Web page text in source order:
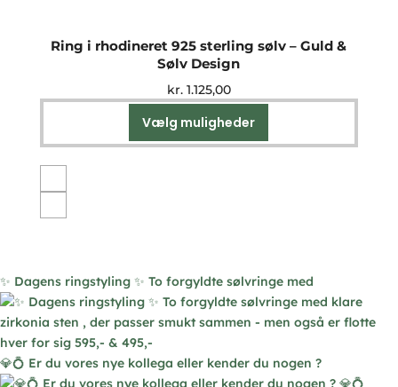
Ring i rhodineret 925 sterling sølv – Guld &
Sølv Design
kr.1.125,00
Vælg muligheder
vare
på
varesiden
✨ Dagens ringstyling ✨ To forgyldte sølvringe med
💎💍 Er du vores nye kollega eller kender du nogen ?